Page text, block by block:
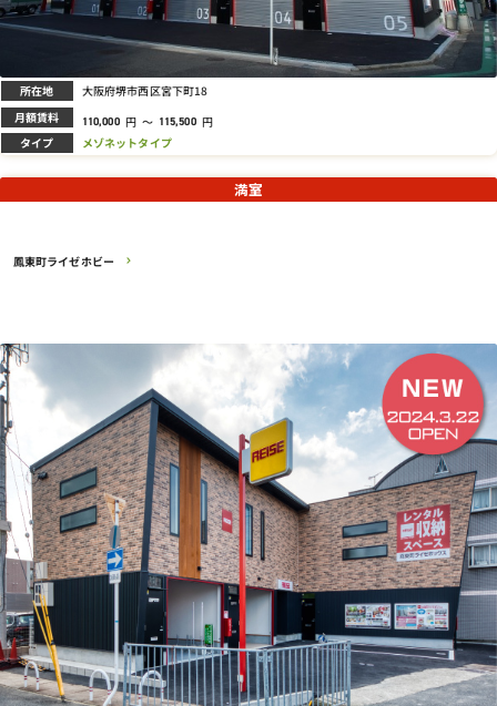
所在地 大阪府堺市西区宮下町18
月額賃料 110,000 円 ～ 115,500 円
タイプ メゾネットタイプ
鳳東町ライゼホビー
満室